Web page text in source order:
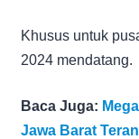
Khusus untuk
2024 mendatang.
Baca Juga:
Jawa Barat